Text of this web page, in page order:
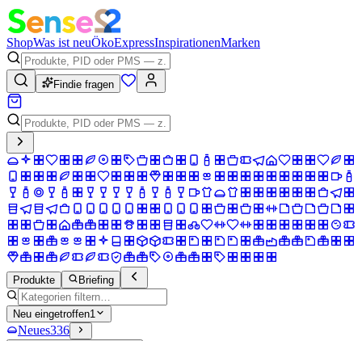
ShopWas ist neuÖkoExpressInspirationenMarken
Findie fragen
Produkte Briefing
Neu eingetroffen1
Neues336